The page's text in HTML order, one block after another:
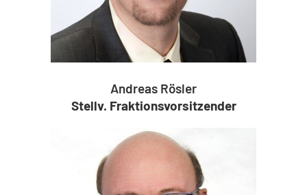
Andreas Rösler
Stellv. Fraktionsvorsitzender